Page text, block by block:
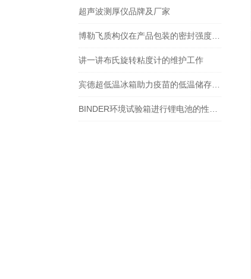
超声波测厚仪品牌及厂家
讲一讲布氏旋转粘度计的维护工作